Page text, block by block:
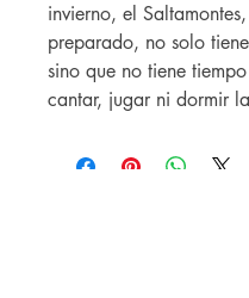
invierno, el Saltamontes,
preparado, no solo
sino que no tiene
cantar, jugar ni dormir